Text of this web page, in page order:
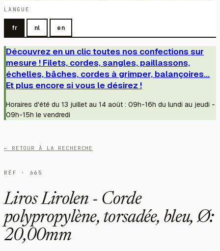
LANGUE
fr nl en
Découvrez en un clic toutes nos confections sur
mesure ! Filets, cordes, sangles, paillassons,
échelles, bâches, cordes à grimper, balançoires...
Et plus encore si vous le désirez !
Horaires d'été du 13 juillet au 14 août : 09h-16h du lundi au jeudi -
09h-15h le vendredi
← RETOUR À LA RECHERCHE
RÉF · 665
Liros Lirolen - Corde
polypropylène, torsadée, bleu, Ø:
20,00mm